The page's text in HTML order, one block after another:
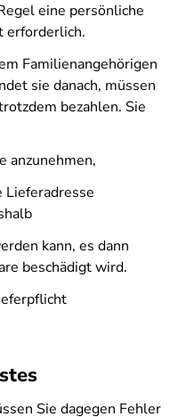
eine persönliche
erforderlich.
Familienangehörigen
sie danach, müssen
bezahlen. Sie
anzunehmen,
Lieferadresse
kann, es dann
beschädigt wird.
Sie dagegen Fehler